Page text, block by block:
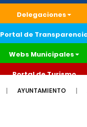
Delegaciones
Portal de
Webs Municipales
Portal de Turismo
AYUNTAMIENTO